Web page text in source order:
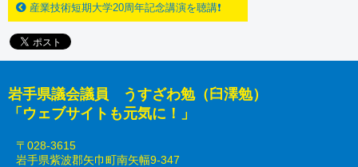
産業技術短期大学20周年記念講演を聴講❗️
岩手県議会議員 うすざわ勉（臼澤勉）
「ウェブサイトも元気に！」
〒028-3615
岩手県紫波郡矢巾町南矢幅9-347